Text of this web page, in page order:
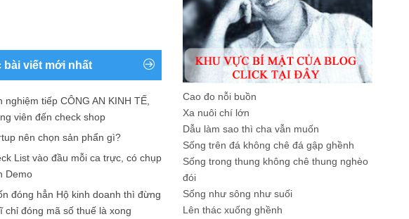
bài viết mới nhất
nghiệm tiếp CÔNG AN KINH TẾ,
viên đến check shop
nên chọn sản phẩn gì?
List vào đầu mỗi ca trực, có chụp
Demo
đóng hẳn Hộ kinh doanh thì đừng
chỉ đóng mã số thuế là xong
Cao đo nỗi buồn
Xa nuôi chí lớn
Dẫu làm sao thì cha vẫn muốn
Sống trên đá không chê đá gập ghềnh
Sống trong thung không chê thung nghèo
đói
Sống như sông như suối
Lên thác xuống ghềnh